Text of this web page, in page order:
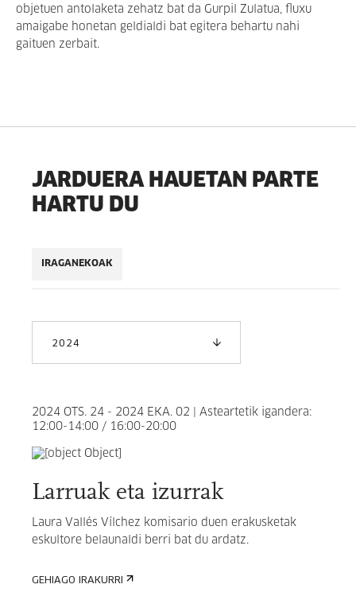
objetuen antolaketa zehatz bat da Gurpil Zulatua, fluxu
amaigabe honetan geldialdi bat egitera behartu nahi
gaituen zerbait.
JARDUERA HAUETAN PARTE
HARTU DU
IRAGANEKOAK
2024
2024 OTS. 24 - 2024 EKA. 02 | Asteartetik igandera:
12:00-14:00 / 16:00-20:00
Larruak eta izurrak
Laura Vallés Vílchez komisario duen erakusketak
eskultore belaunaldi berri bat du ardatz.
GEHIAGO IRAKURRI